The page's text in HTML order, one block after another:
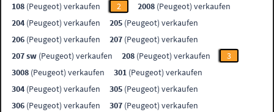
108 (Peugeot) verkaufen 2 2008 (Peugeot) verkaufen
204 (Peugeot) verkaufen 205 (Peugeot) verkaufen
206 (Peugeot) verkaufen 207 (Peugeot) verkaufen
207 sw (Peugeot) verkaufen 208 (Peugeot) verkaufen
3
3008 (Peugeot) verkaufen 301 (Peugeot) verkaufen
304 (Peugeot) verkaufen 305 (Peugeot) verkaufen
306 (Peugeot) verkaufen 307 (Peugeot) verkaufen